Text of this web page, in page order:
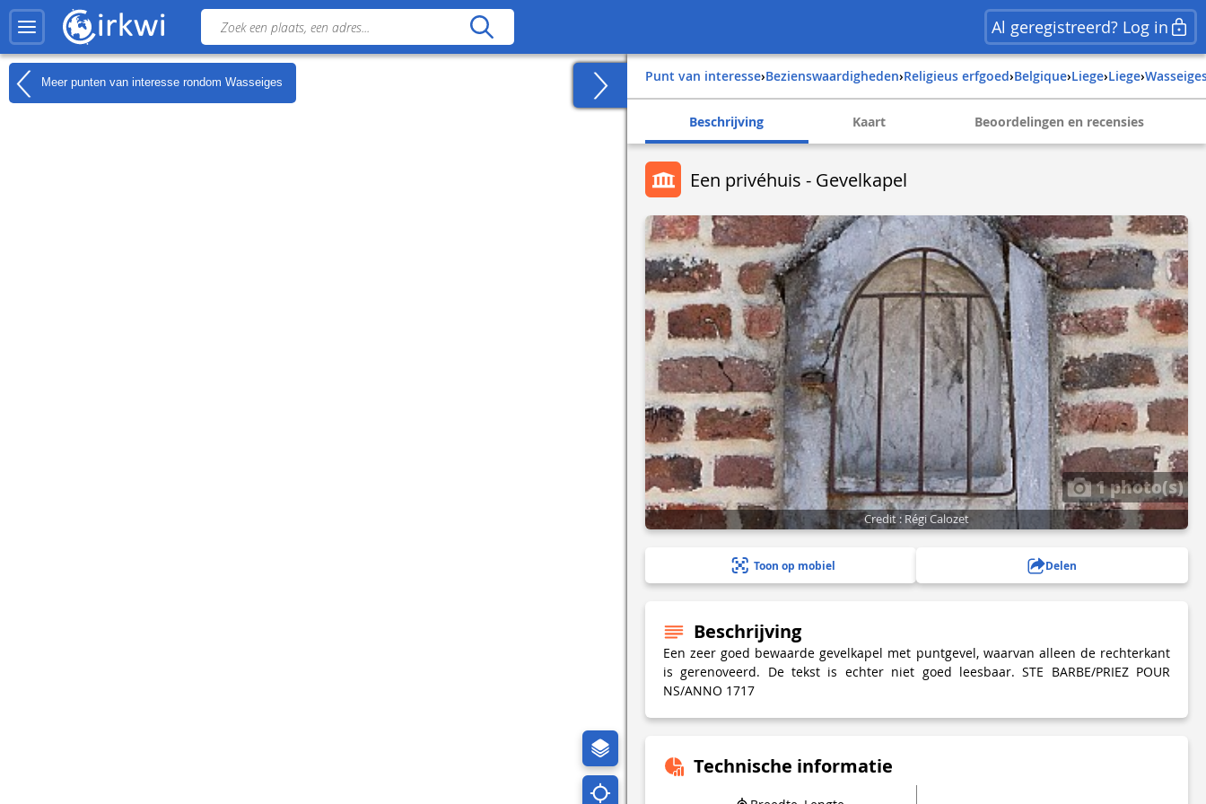
Al geregistreerd? Log in
Meer punten van interesse rondom Wasseiges Punt van interesse› Bezienswaardigheden› Religieus erfgoed› belgique› liege› liege›
Beschrijving Kaart Beoordelingen en recensies
Een privéhuis - Gevelkapel
1 photo(s)
Credit : Régi Calozet
Toon op mobiel Delen
Beschrijving
Een zeer goed bewaarde gevelkapel met puntgevel, waarvan alleen de rechterkant
is gerenoveerd. De tekst is echter niet goed leesbaar. STE BARBE/PRIEZ POUR
NS/ANNO 1717
Technische informatie